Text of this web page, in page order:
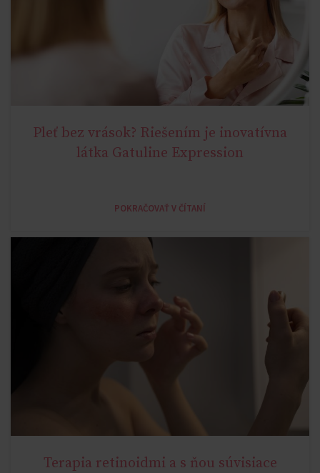
Pleť bez vrások? Riešením je inovatívna
látka Gatuline Expression
POKRAČOVAŤ V ČÍTANÍ
Terapia retinoidmi a s ňou súvisiace